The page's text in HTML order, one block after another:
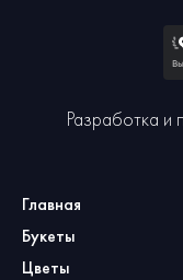
Главная
Букеты
Цветы
Разработка и